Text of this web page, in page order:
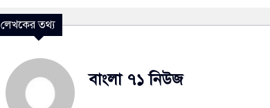
লেখকের তথ্য
বাংলা ৭১ নিউজ